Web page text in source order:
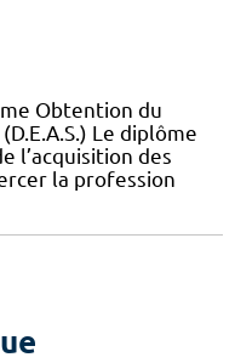
Obtention du
Le diplôme
l’acquisition des
la profession